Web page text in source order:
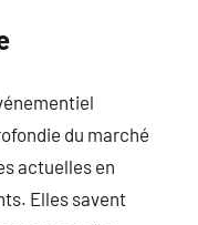
du marché
actuelles en
Elles savent